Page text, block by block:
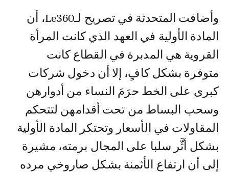
وأضافت المتحدثة في تصريح لـLe360، أن
المادة الأولية في العهد الذي كانت المرأة
القروية هي المدبرة في القطاع كانت
متوفرة بشكل كافٍ، إلا أن دخول شركات
كبرى على الخط حرَمَ النساء من أدوارهن
وسحب البساط من تحت أقدامهن لتتحكم
المقاولات في الأسعار وتحتكر المادة الأولية
بشكل أثَّر سلبا على المجال برمته، مشيرة
إلى أن ارتفاع الأثمنة بشكل صاروخي مرده